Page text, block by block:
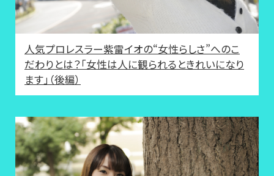
人気プロレスラー紫雷イオの“女性らしさ”へのこ
だわりとは？「女性は人に観られるときれいになり
ます」（後編）